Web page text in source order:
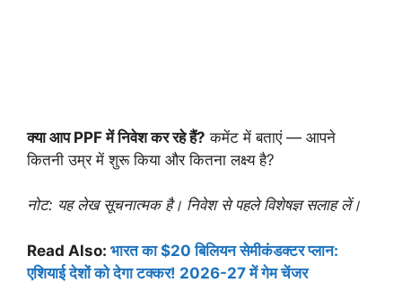
क्या आप PPF में निवेश कर रहे हैं? कमेंट में बताएं — आपने
कितनी उम्र में शुरू किया और कितना लक्ष्य है?
नोट: यह लेख सूचनात्मक है। निवेश से पहले विशेषज्ञ सलाह लें।
Read Also: भारत का $20 बिलियन सेमीकंडक्टर प्लान:
एशियाई देशों को देगा टक्कर! 2026-27 में गेम चेंजर